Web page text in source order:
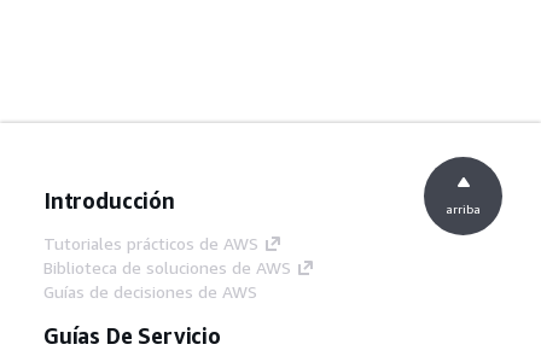
Introducción
Tutoriales prácticos de AWS
Biblioteca de soluciones de AWS
Guías de decisiones de AWS
Guías De Servicio
arriba